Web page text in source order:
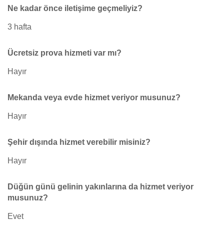
Ne kadar önce iletişime geçmeliyiz?
3 hafta
Ücretsiz prova hizmeti var mı?
Hayır
Mekanda veya evde hizmet veriyor musunuz?
Hayır
Şehir dışında hizmet verebilir misiniz?
Hayır
Düğün günü gelinin yakınlarına da hizmet veriyor
musunuz?
Evet